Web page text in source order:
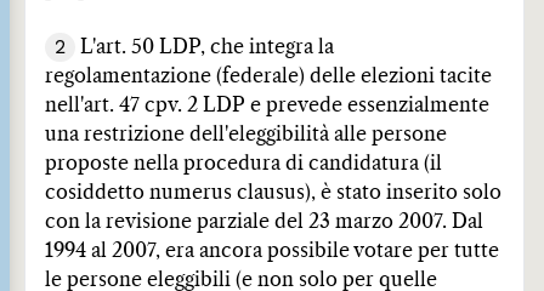
2
L'art. 50 LDP, che integra la
regolamentazione (federale) delle elezioni tacite
nell'art. 47 cpv. 2 LDP e prevede essenzialmente
una restrizione dell'eleggibilità alle persone
proposte nella procedura di candidatura (il
cosiddetto numerus clausus), è stato inserito solo
con la revisione parziale del 23 marzo 2007. Dal
1994 al 2007, era ancora possibile votare per tutte
le persone eleggibili (e non solo per quelle